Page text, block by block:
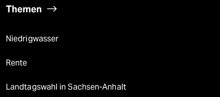
Themen
Niedrigwasser
Rente
Landtagswahl in Sachsen-Anhalt